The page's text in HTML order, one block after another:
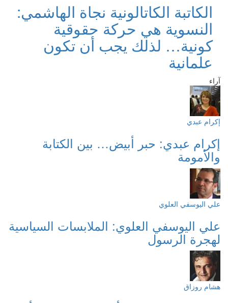
الكاتبة الكاتالونية نجاة الهاشمي:
النسوية هي حركة حقوقية
كونية… لذلك يجب أن تكون
علمانية
آراء
إكرام عبدي
إكرام عبدي: حبر أبيض… بين الكتابة
والأمومة
علي اليوسفي العلوي
علي اليوسفي العلوي: الملابسات السياسية
لهجرة الرسول
هشام روزاق